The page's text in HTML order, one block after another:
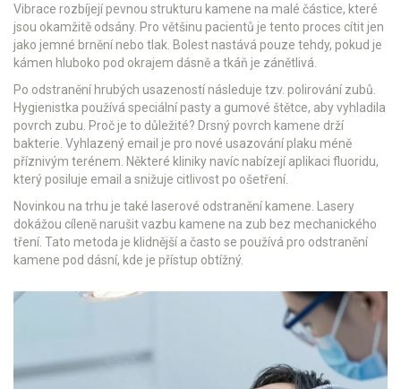
Vibrace rozbíjejí pevnou strukturu kamene na malé částice, které
jsou okamžitě odsány. Pro většinu pacientů je tento proces cítit jen
jako jemné brnění nebo tlak. Bolest nastává pouze tehdy, pokud je
kámen hluboko pod okrajem dásně a tkáň je zánětlivá.
Po odstranění hrubých usazeností následuje tzv. polirování zubů
Hygienistka používá speciální pasty a gumové štětce, aby vyhladila
povrch zubu. Proč je to důležité? Drsný povrch kamene drží
bakterie. Vyhlazený email je pro nové usazování plaku méně
příznivým terénem. Některé kliniky navíc nabízejí aplikaci fluoridu,
který posiluje email a snižuje citlivost po ošetření.
Novinkou na trhu je také laserové odstranění kamene. Lasery
dokážou cíleně narušit vazbu kamene na zub bez mechanického
tření. Tato metoda je klidnější a často se používá pro odstranění
kamene pod dásní, kde je přístup obtížný.